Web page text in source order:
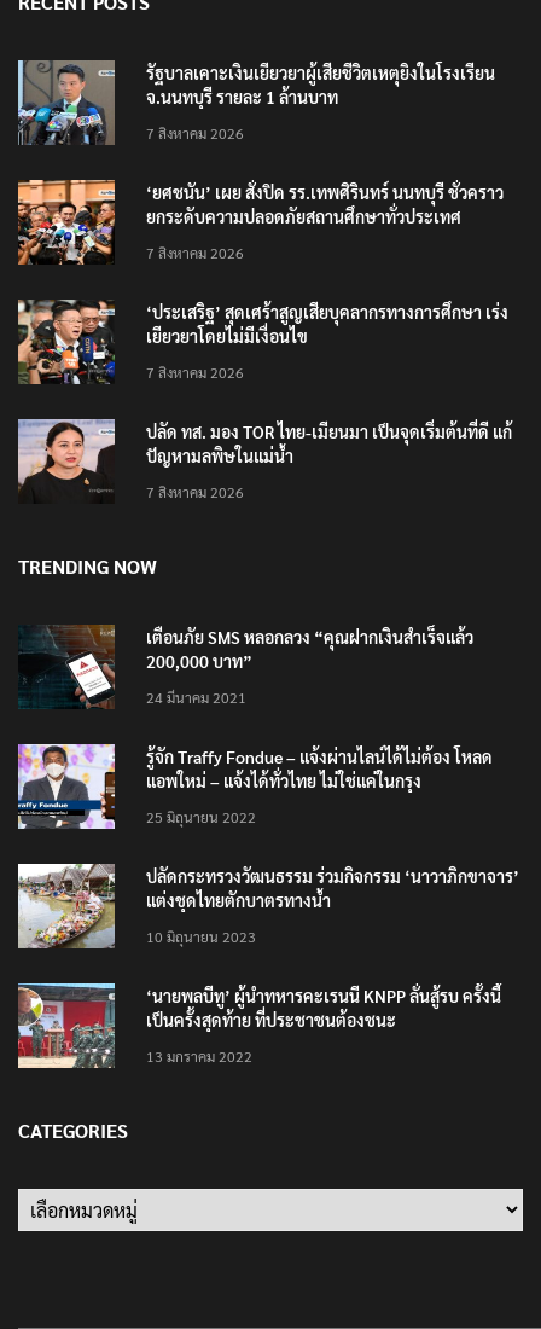
รัฐบาลเคาะเงินเยียวยาผู้เสียชีวิตเหตุยิงในโรงเรียน
จ.นนทบุรี รายละ 1 ล้านบาท
7 สิงหาคม 2026
‘ยศชนัน’ เผย สั่งปิด รร.เทพศิรินทร์ นนทบุรี ชั่วคราว
ยกระดับความปลอดภัยสถานศึกษาทั่วประเทศ
7 สิงหาคม 2026
‘ประเสริฐ’ สุดเศร้าสูญเสียบุคลากรทางการศึกษา เร่ง
เยียวยาโดยไม่มีเงื่อนไข
7 สิงหาคม 2026
ปลัด ทส. มอง TOR ไทย-เมียนมา เป็นจุดเริ่มต้นที่ดี แก้
ปัญหามลพิษในแม่น้ำ
7 สิงหาคม 2026
TRENDING NOW
เตือนภัย SMS หลอกลวง “คุณฝากเงินสำเร็จแล้ว
200,000 บาท”
24 มีนาคม 2021
รู้จัก Traffy Fondue – แจ้งผ่านไลน์ได้ไม่ต้อง โหลด
แอพใหม่ – แจ้งได้ทั่วไทย ไม่ใช่แค่ในกรุง
25 มิถุนายน 2022
ปลัดกระทรวงวัฒนธรรม ร่วมกิจกรรม ‘นาวาภิกขาจาร’
แต่งชุดไทยตักบาตรทางน้ำ
10 มิถุนายน 2023
‘นายพลบีทู’ ผู้นำทหารคะเรนนี KNPP ลั่นสู้รบ ครั้งนี้
เป็นครั้งสุดท้าย ที่ประชาชนต้องชนะ
13 มกราคม 2022
CATEGORIES
Categories